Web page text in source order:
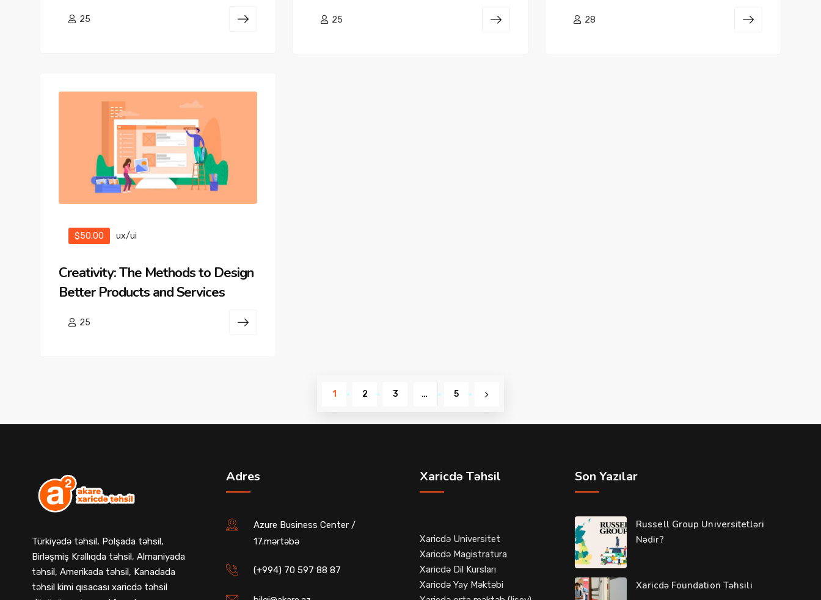
25 25 28
$50.00 ux/ui
Creativity: The Methods to Design
Better Products and Services
25
1 2 3 … 5
Türkiyədə təhsil, Polşada təhsil,
Birləşmiş Krallıqda təhsil, Almaniyada
təhsil, Amerikada təhsil, Kanadada
təhsil kimi qısacası xaricdə təhsil
Adres
Azure Business Center /
17.mərtəbə
(+994) 70 597 88 87
Xaricdə Təhsil
Xaricdə Universitet
Xaricdə Magistratura
Xaricdə Dil Kursları
Xaricdə Yay Məktəbi
Son Yazılar
Russell Group Universitetləri
Nədir?
Xaricdə Foundation Təhsili